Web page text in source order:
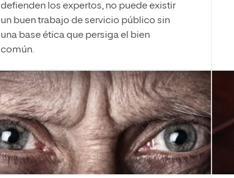
defienden los expertos, no puede existir
un buen trabajo de servicio público sin
una base ética que persiga el bien
común.